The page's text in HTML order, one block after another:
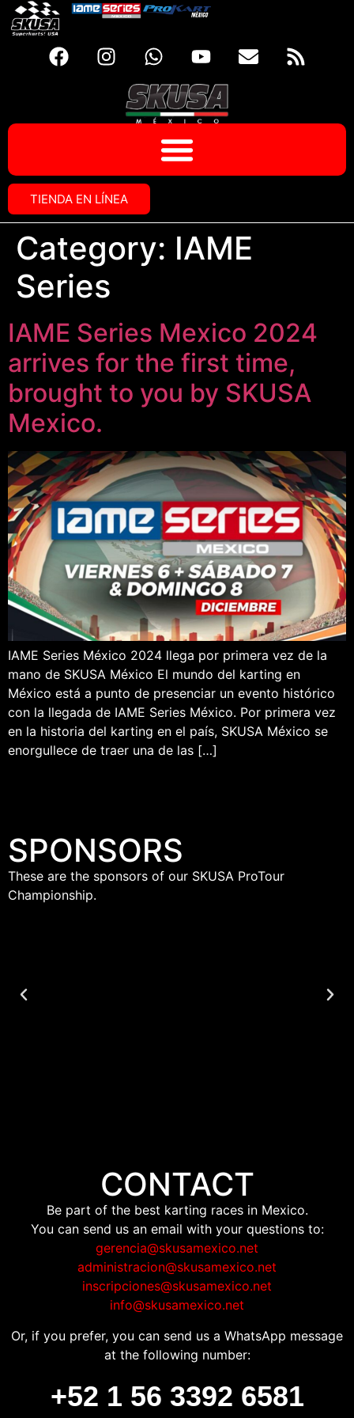
TIENDA EN LÍNEA
Category: IAME
Series
IAME Series Mexico 2024
arrives for the first time,
brought to you by SKUSA
Mexico.
IAME Series México 2024 llega por primera vez de la
mano de SKUSA México El mundo del karting en
México está a punto de presenciar un evento histórico
con la llegada de IAME Series México. Por primera vez
en la historia del karting en el país, SKUSA México se
enorgullece de traer una de las […]
SPONSORS
These are the sponsors of our SKUSA ProTour
Championship.
CONTACT
Be part of the best karting races in Mexico.
You can send us an email with your questions to:
gerencia@skusamexico.net
administracion@skusamexico.net
inscripciones@skusamexico.net
info@skusamexico.net
Or, if you prefer, you can send us a WhatsApp message
at the following number:
+52 1 56 3392 6581